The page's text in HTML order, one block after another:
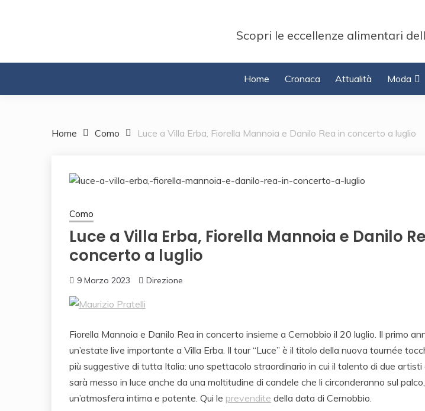
Scopri le eccellenze alimentari
Home Cronaca Attualità Moda
Home Como Luce a Villa Erba, Fiorella Mannoia e Danilo Rea in concerto a luglio
Como
Luce a Villa Erba, Fiorella Mannoia e Danilo
concerto a luglio
9 Marzo 2023 Direzione
Fiorella Mannoia e Danilo Rea in concerto insieme a Cernobbio il 20 luglio. Il primo
un’estate live importante a Villa Erba. Il tour “Luce” è il titolo della nuova tournée
più suggestive di tutta Italia: uno spettacolo straordinario in cui il talento di due artisti
sarà messo in luce anche da una moltitudine di candele che li circonderanno sul
un’atmosfera intima e potente. Qui le prevendite della data di Cernobbio.